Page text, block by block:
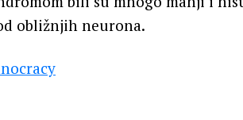
obližnjih neurona.